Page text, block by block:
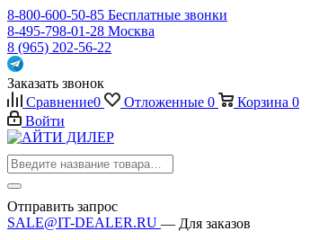
8-800-600-50-85 Бесплатные звонки
8-495-798-01-28 Москва
8 (965) 202-56-22
Заказать звонок
Сравнение0 Отложенные 0 Корзина 0
Войти
Отправить запрос
SALE@IT-DEALER.RU — Для заказов